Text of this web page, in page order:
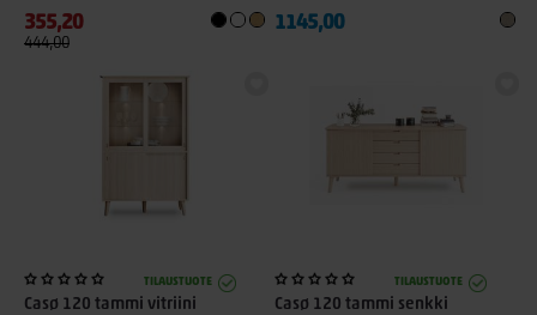
355,20
444,00
1145,00
TILAUSTUOTE
Casø 120 tammi vitriini
TILAUSTUOTE
Casø 120 tammi senkki